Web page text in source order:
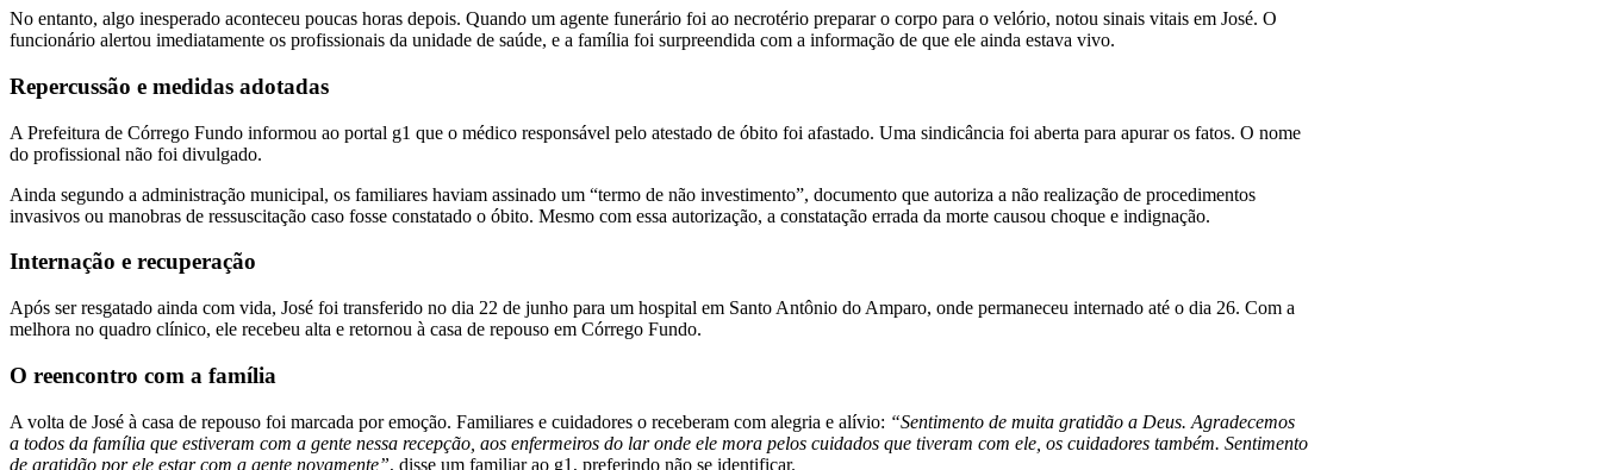
No entanto, algo inesperado aconteceu poucas horas depois. Quando um agente funerário foi ao necrotério preparar o corpo para o velório, notou sinais vitais em José. O
funcionário alertou imediatamente os profissionais da unidade de saúde, e a família foi surpreendida com a informação de que ele ainda estava vivo.
Repercussão e medidas adotadas
A Prefeitura de Córrego Fundo informou ao portal g1 que o médico responsável pelo atestado de óbito foi afastado. Uma sindicância foi aberta para apurar os fatos. O nome
do profissional não foi divulgado.
Ainda segundo a administração municipal, os familiares haviam assinado um “termo de não investimento”, documento que autoriza a não realização de procedimentos
invasivos ou manobras de ressuscitação caso fosse constatado o óbito. Mesmo com essa autorização, a constatação errada da morte causou choque e indignação.
Internação e recuperação
Após ser resgatado ainda com vida, José foi transferido no dia 22 de junho para um hospital em Santo Antônio do Amparo, onde permaneceu internado até o dia 26. Com a
melhora no quadro clínico, ele recebeu alta e retornou à casa de repouso em Córrego Fundo.
O reencontro com a família
A volta de José à casa de repouso foi marcada por emoção. Familiares e cuidadores o receberam com alegria e alívio: “Sentimento de muita gratidão a Deus. Agradecemos
a todos da família que estiveram com a gente nessa recepção, aos enfermeiros do lar onde ele mora pelos cuidados que tiveram com ele, os cuidadores também. Sentimento
de gratidão por ele estar com a gente novamente”, disse um familiar ao g1, preferindo não se identificar.